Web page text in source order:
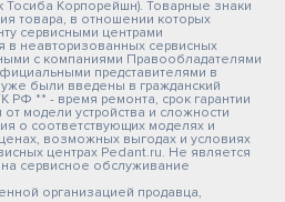
Корпорейшн). Товарные знаки
товара, в отношении которых
сервисными центрами
в неавторизованных сервисных
с компаниями Правообладателями
представителями в
были введены в гражданский
РФ ** - время ремонта, срок гарантии
модели устройства и сложности
о соответствующих моделях и
возможных выгодах и условиях
центрах Pedant.ru. Не является
сервисное обслуживание
организацией продавца,